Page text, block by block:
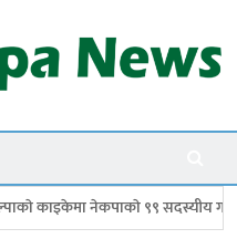
गाउँ समिति गठन